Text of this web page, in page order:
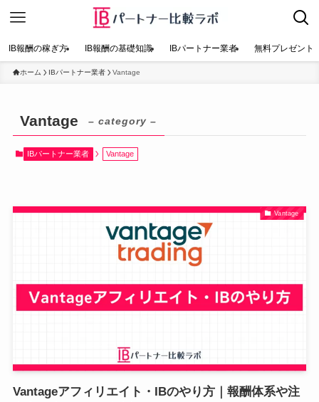
IB報酬の稼ぎ方 IB報酬の基礎知識 IBパートナー業者 無料プレゼント
ホーム IBパートナー業者 Vantage
Vantage – category –
IBパートナー業者 Vantage
Vantage
Vantageアフィリエイト・IBのやり方｜報酬体系や注